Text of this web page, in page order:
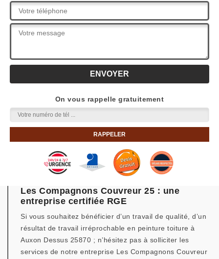
On vous rappelle gratuitement
Les Compagnons Couvreur 25 : une
entreprise certifiée RGE
Si vous souhaitez bénéficier d’un travail de qualité, d’un
résultat de travail irréprochable en peinture toiture à
Auxon Dessus 25870 ; n’hésitez pas à solliciter les
services de notre entreprise Les Compagnons Couvreur